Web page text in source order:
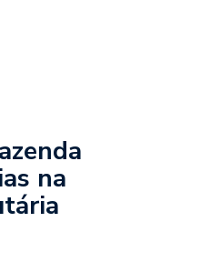
na